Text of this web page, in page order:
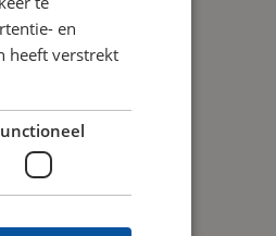
en
heeft verstrekt